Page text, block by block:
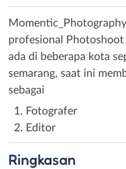
profesional
ada di beberapa kota
semarang, saat ini
sebagai
Fotografer
Editor
Ringkasan